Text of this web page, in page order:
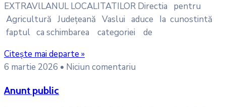
EXTRAVlLANUL LOCALITATILOR Directia pentru
Agricultură Județeană Vaslui aduce Ia cunostintă
faptul ca schimbarea categoriei de
Citește mai departe »
6 martie 2026
Niciun comentariu
Anunt public